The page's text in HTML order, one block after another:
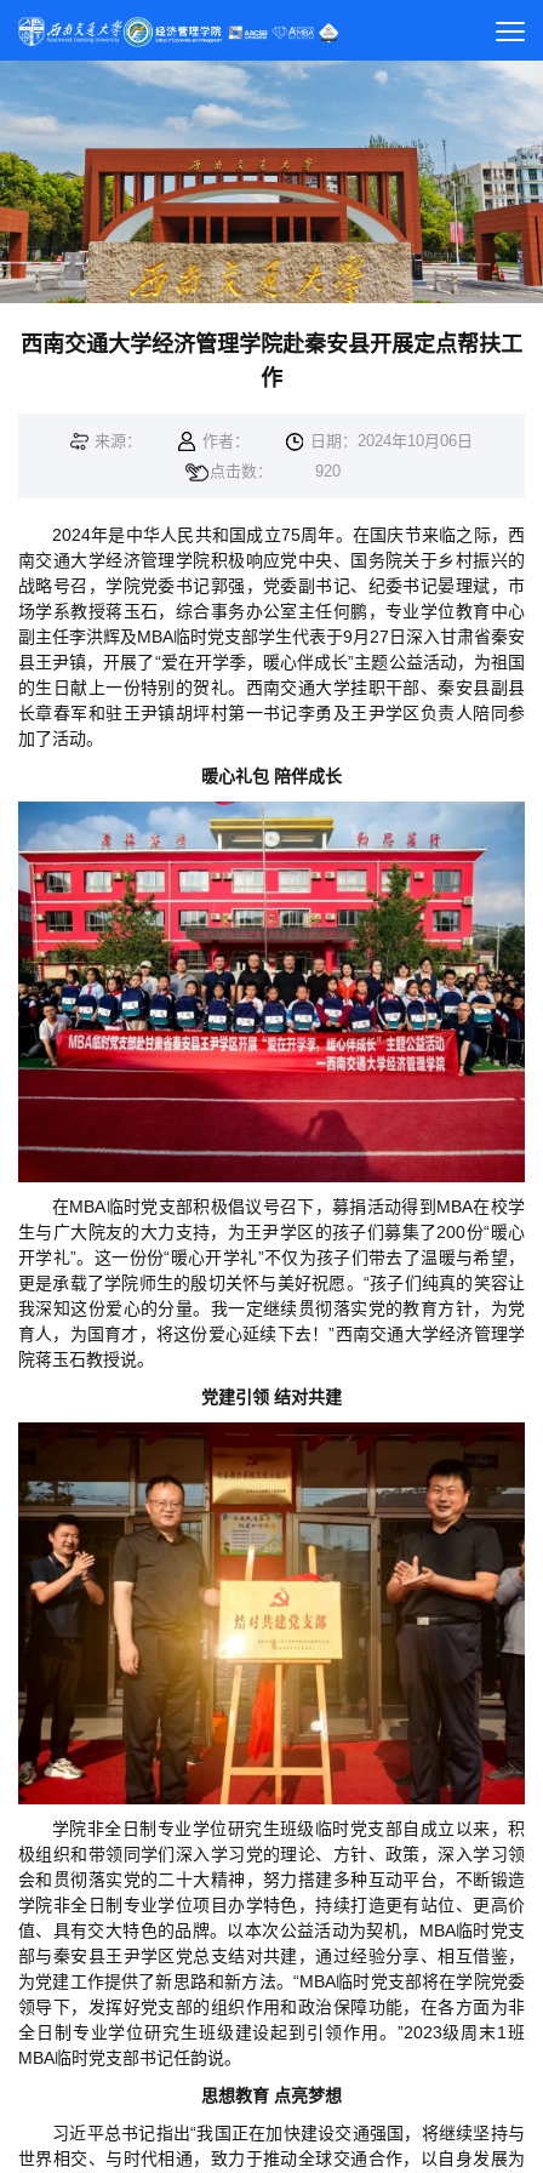
西南交通大学经济管理学院赴秦安县开展定点帮扶工
作
来源： 作者：
日期：2024年10月06日
点击数：
920
2024年是中华人民共和国成立75周年。在国庆节来临之际，西
南交通大学经济管理学院积极响应党中央、国务院关于乡村振兴的
战略号召，学院党委书记郭强，党委副书记、纪委书记晏理斌，市
场学系教授蒋玉石，综合事务办公室主任何鹏，专业学位教育中心
副主任李洪辉及MBA临时党支部学生代表于9月27日深入甘肃省秦安
县王尹镇，开展了“爱在开学季，暖心伴成长”主题公益活动，为祖国
的生日献上一份特别的贺礼。西南交通大学挂职干部、秦安县副县
长章春军和驻王尹镇胡坪村第一书记李勇及王尹学区负责人陪同参
加了活动。
暖心礼包 陪伴成长
在MBA临时党支部积极倡议号召下，募捐活动得到MBA在校学
生与广大院友的大力支持，为王尹学区的孩子们募集了200份“暖心
开学礼”。这一份份“暖心开学礼”不仅为孩子们带去了温暖与希望，
更是承载了学院师生的殷切关怀与美好祝愿。“孩子们纯真的笑容让
我深知这份爱心的分量。我一定继续贯彻落实党的教育方针，为党
育人，为国育才，将这份爱心延续下去！”西南交通大学经济管理学
院蒋玉石教授说。
党建引领 结对共建
学院非全日制专业学位研究生班级临时党支部自成立以来，积
极组织和带领同学们深入学习党的理论、方针、政策，深入学习领
会和贯彻落实党的二十大精神，努力搭建多种互动平台，不断锻造
学院非全日制专业学位项目办学特色，持续打造更有站位、更高价
值、具有交大特色的品牌。以本次公益活动为契机，MBA临时党支
部与秦安县王尹学区党总支结对共建，通过经验分享、相互借鉴，
为党建工作提供了新思路和新方法。“MBA临时党支部将在学院党委
领导下，发挥好党支部的组织作用和政治保障功能，在各方面为非
全日制专业学位研究生班级建设起到引领作用。”2023级周末1班
MBA临时党支部书记任韵说。
思想教育 点亮梦想
习近平总书记指出“我国正在加快建设交通强国，将继续坚持与
世界相交、与时代相通，致力于推动全球交通合作，以自身发展为